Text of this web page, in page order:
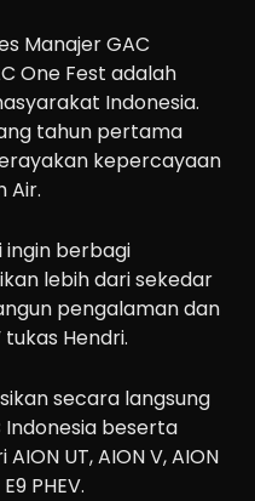
Manajer GAC
One Fest adalah
Indonesia.
tahun pertama
kepercayaan
Air.
ingin berbagi
lebih dari sekedar
pengalaman dan
Hendri.
secara langsung
beserta
UT, AION V, AION
PHEV.